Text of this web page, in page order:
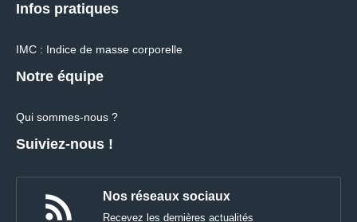
Infos pratiques
IMC : Indice de masse corporelle
Notre équipe
Qui sommes-nous ?
Suiviez-nous !
Nos réseaux sociaux
Recevez les dernières actualités